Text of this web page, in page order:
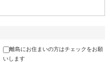
離島にお住まいの方はチェックをお願
いします